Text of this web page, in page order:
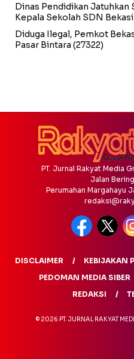
Dinas Pendidikan Jatuhkan
Kepala Sekolah SDN
Diduga Ilegal, Pemkot
Pasar Bintara (27322)
PT. Jurnal Rakyat Media
Jalan
Perumahan Margahayu
DISCLAIMER KEBIJAKAN
PEDOMAN MEDIA SIBER
REDAKSI
© 2026 PT. JURNAL RAKYAT